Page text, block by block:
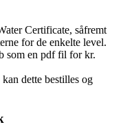
Certificate, såfremt
for de enkelte level.
som en pdf fil for kr.
dette bestilles og